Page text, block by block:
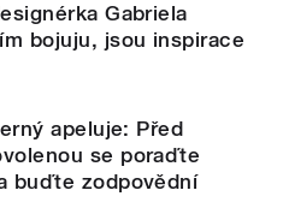
Gabriela
bojuju, jsou inspirace
apeluje: Před
se poraďte
buďte zodpovědní